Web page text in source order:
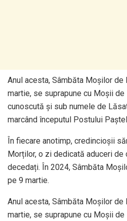
Anul acesta, Sâmbăta Moșilor de
martie, se suprapune cu Moșii
cunoscută și sub numele de
marcând începutul Postului
În fiecare anotimp, credincioșii
Morților, o zi dedicată aduceri
decedați. În 2024, Sâmbăta
pe 9 martie.
Anul acesta, Sâmbăta Moșilor de
martie, se suprapune cu Moșii